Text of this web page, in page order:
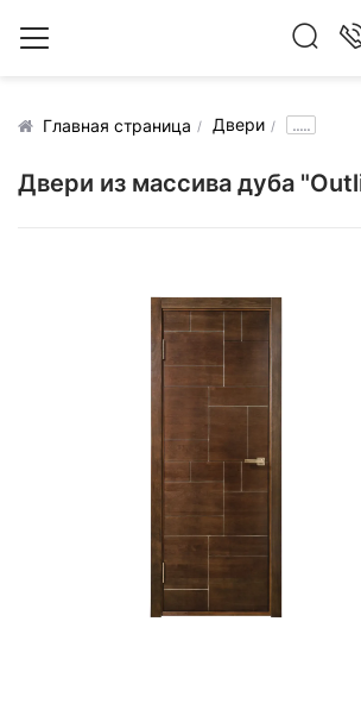
Главная страница Двери .....
Двери из массива дуба